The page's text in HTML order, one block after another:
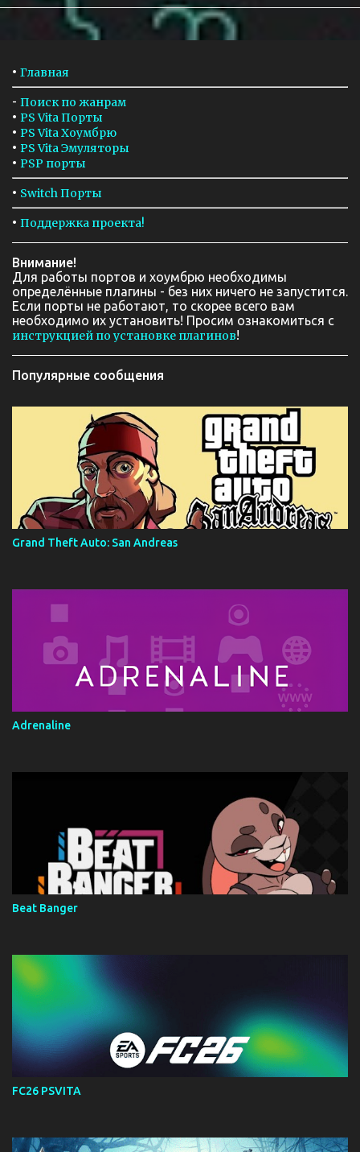
• Главная
- Поиск по жанрам
• PS Vita Порты
• PS Vita Хоумбрю
• PS Vita Эмуляторы
• PSP порты
• Switch Порты
• Поддержка проекта!
Внимание!
Для работы портов и хоумбрю необходимы
определённые плагины - без них ничего не запустится.
Если порты не работают, то скорее всего вам
необходимо их установить! Просим ознакомиться с
инструкцией по установке плагинов!
Популярные сообщения
Grand Theft Auto: San Andreas
Adrenaline
Beat Banger
FC26 PSVITA